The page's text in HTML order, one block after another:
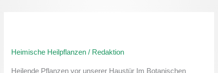
Heimische Heilpflanzen / Redaktion
Heilende Pflanzen vor unserer Haustür Im Botanischen
Schwarznuss